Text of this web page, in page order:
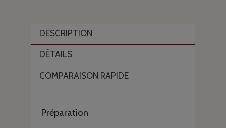
DESCRIPTION
DÉTAILS
COMPARAISON RAPIDE
Préparation